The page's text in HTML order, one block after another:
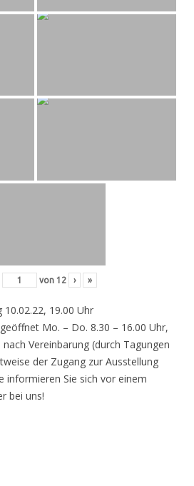
von 12 › »
10.02.22, 19.00 Uhr
Mo. – Do. 8.30 – 16.00 Uhr,
Vereinbarung (durch Tagungen
der Zugang zur Ausstellung
informieren Sie sich vor einem
bei uns!